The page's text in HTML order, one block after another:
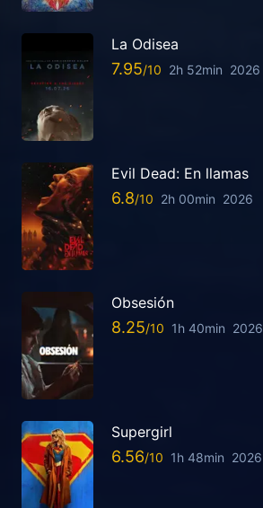
La Odisea
7.95 2h 52min 2026
Evil Dead: En llamas
6.8 2h 00min 2026
Obsesión
8.25 1h 40min 2026
Supergirl
6.56 1h 48min 2026